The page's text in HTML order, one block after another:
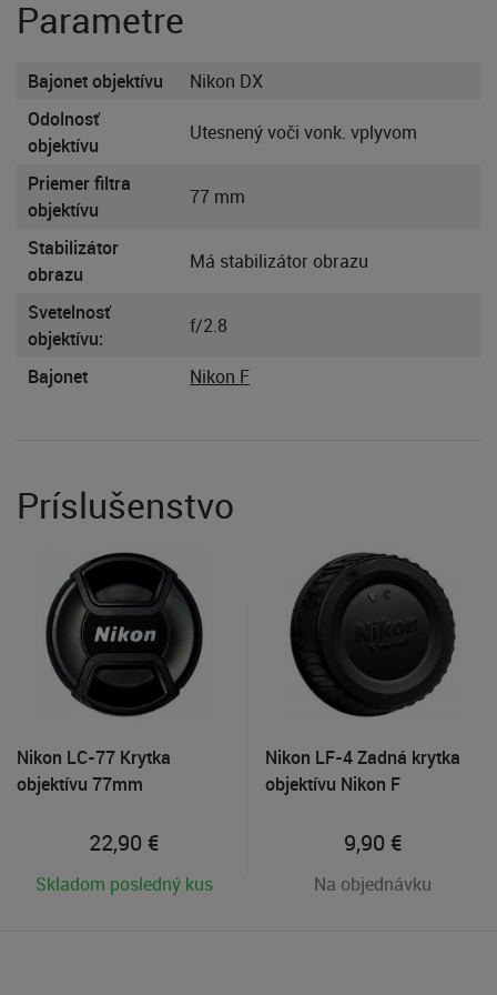
Parametre
Bajonet objektívu
Nikon DX
Odolnosť
objektívu
Utesnený voči vonk. vplyvom
Priemer filtra
objektívu
77 mm
Stabilizátor
obrazu
Má stabilizátor obrazu
Svetelnosť
objektívu:
f/2.8
Bajonet Nikon F
Príslušenstvo
Nikon LC-77 Krytka
objektívu 77mm
22,90 €
Skladom posledný kus
Nikon LF-4 Zadná krytka
objektívu Nikon F
9,90 €
Na objednávku